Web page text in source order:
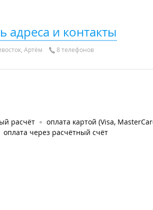
адреса и контакты
Артём 8 телефонов
расчёт оплата картой (Visa,
оплата через расчётный счёт